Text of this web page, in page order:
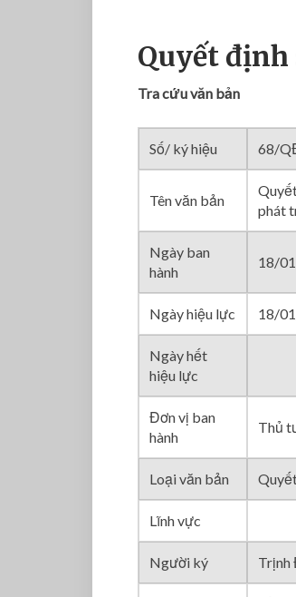
Quyết định
Tra cứu văn bản
Số/ ký hiệu 68/
Tên văn bản
phát
Ngày ban
hành
18/
Ngày hiệu lực 18/
Ngày hết
hiệu lực
Đơn vị ban
hành
Thủ
Loại văn bản
Lĩnh vực
Người ký Trịnh